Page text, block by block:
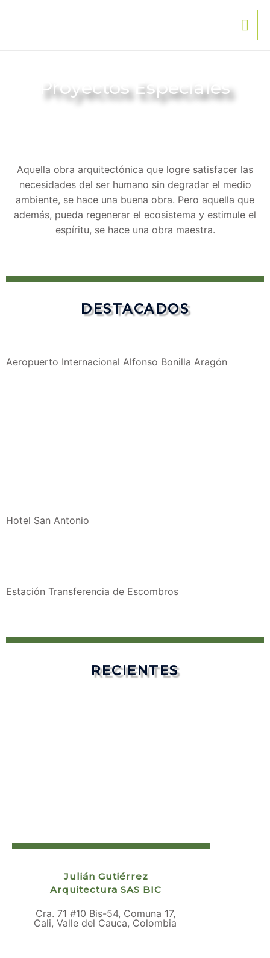
Proyectos Especiales
Aquella obra arquitectónica que logre satisfacer las
necesidades del ser humano sin degradar el medio
ambiente, se hace una buena obra. Pero aquella que
además, pueda regenerar el ecosistema y estimule el
espíritu, se hace una obra maestra.
DESTACADOS
Aeropuerto Internacional Alfonso Bonilla Aragón
Hotel San Antonio
Estación Transferencia de Escombros
RECIENTES
Julián Gutiérrez
Arquitectura SAS BIC
Cra. 71 #10 Bis-54, Comuna 17,
Cali, Valle del Cauca, Colombia